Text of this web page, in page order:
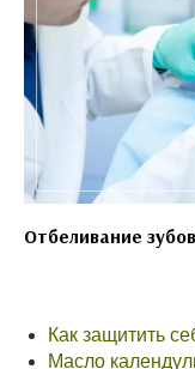
Отбеливание
Как защитить
Масло